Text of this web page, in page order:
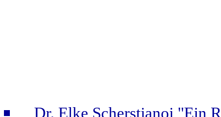
Dr. Elke Scherstjanoi "Ein